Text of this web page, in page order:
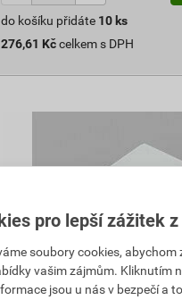
do košíku přidáte 10 ks
276,61 Kč celkem s DPH
pro lepší zážitek
soubory cookies,
vašim zájmům. Kliknutím
jsou u nás v bezpečí a